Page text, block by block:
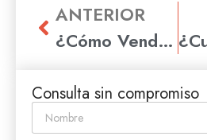
ANTERIOR
¿Cómo Vender tu Piso en Rubí con Éxito y Rapidez? Guía Práctica
Consulta sin compromiso